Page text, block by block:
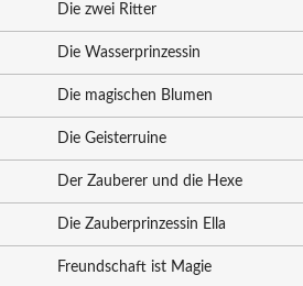
Die zwei Ritter
Die Wasserprinzessin
Die magischen Blumen
Die Geisterruine
Der Zauberer und die Hexe
Die Zauberprinzessin Ella
Freundschaft ist Magie